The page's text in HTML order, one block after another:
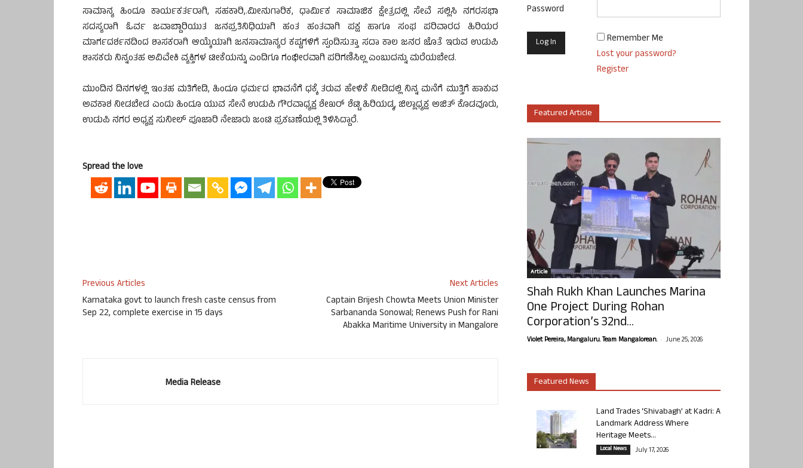
ಸಾಮಾನ್ಯ ಹಿಂದೂ ಕಾರ್ಯಕರ್ತರಾಗಿ, ಸಹಕಾರಿ,.ಮೀನುಗಾರಿಕ, ಧಾರ್ಮಿಕ ಸಾಮಾಜಿಕ ಕ್ಷೇತ್ರದಲ್ಲಿ ಸೇವೆ ಸಲ್ಲಿಸಿ ನಗರಸಭಾ
ಸದಸ್ಯರಾಗಿ ಓರ್ವ ಜವಾಬ್ದಾರಿಯುತ ಜನಪ್ರತಿನಿಧಿಯಾಗಿ ಹಂತ ಹಂತವಾಗಿ ಪಕ್ಷ ಹಾಗೂ ಸಂಘ ಪರಿವಾರದ ಹಿರಿಯರ
ಮಾರ್ಗದರ್ಶನದಿಂದ ಶಾಸಕರಾಗಿ ಆಯ್ಕೆಯಾಗಿ ಜನಸಾಮಾನ್ಯರ ಕಷ್ಟಗಳಿಗೆ ಸ್ಪಂದಿಸುತ್ತಾ ಸದಾ ಕಾಲ ಜನರ ಜೊತೆ ಇರುವ ಉಡುಪಿ
ಶಾಸಕರು ನಿನ್ನಂತಹ ಅವಿವೇಕಿ ವ್ಯಕ್ತಿಗಳ ಟೀಕೆಯನ್ನು ಎಂದಿಗೂ ಗಂಭೀರವಾಗಿ ಪರಿಗಣಿಸಿಲ್ಲ ಎಂಬುದನ್ನು ಮರೆಯಬೇಡ.
ಮುಂದಿನ ದಿನಗಳಲ್ಲಿ ಇಂತಹ ಮತಿಗೇಡಿ, ಹಿಂದೂ ಧರ್ಮದ ಭಾವನೆಗೆ ಧಕ್ಕೆ ತರುವ ಹೇಳಿಕೆ ನೀಡಿದಲ್ಲಿ ನಿನ್ನ ಮನೆಗೆ ಮುತ್ತಿಗೆ ಹಾಕುವ
ಅವಕಾಶ ನೀಡಬೇಡ ಎಂದು ಹಿಂದೂ ಯುವ ಸೇನೆ ಉಡುಪಿ ಗೌರವಾಧ್ಯಕ್ಷ ಶೇಖರ್ ಶೆಟ್ಟಿ ಹಿರಿಯಡ್ಕ, ಜಿಲ್ಲಾಧ್ಯಕ್ಷ ಅಜಿತ್ ಕೊಡವೂರು,
ಉಡುಪಿ ನಗರ ಅಧ್ಯಕ್ಷ ಸುನೀಲ್ ಪೂಜಾರಿ ನೇಜಾರು ಜಂಟಿ ಪ್ರಕಟಣೆಯಲ್ಲಿ ತಿಳಿಸಿದ್ದಾರೆ.
Spread the love
Previous Articles
Karnataka govt to launch fresh caste census from
Sep 22, complete exercise in 15 days
Next Articles
Captain Brijesh Chowta Meets Union Minister
Sarbananda Sonowal; Renews Push for Rani
Abakka Maritime University in Mangalore
Media Release
Password
Remember Me
Lost your password?
Register
Featured Article
Article
Shah Rukh Khan Launches Marina
One Project During Rohan
Corporation’s 32nd...
Violet Pereira, Mangaluru. Team Mangalorean. - June 25, 2026
Featured News
Land Trades ‘Shivabagh’ at Kadri: A
Landmark Address Where
Heritage Meets...
Local News July 17, 2026